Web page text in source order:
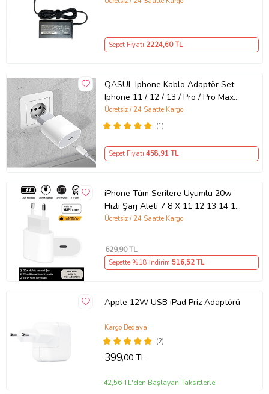
Sepet Fiyatı 2224,60 TL
QASUL Iphone Kablo Adaptör Set
Iphone 11 / 12 / 13 / Pro / Pro Max
Uyumlu Şarj Aleti Seti
(1)
Ücretsiz / 24 Saatte Kargo
Sepet Fiyatı 458,91 TL
iPhone Tüm Serilere Uyumlu 20w
Hızlı Şarj Aleti 7 8 X 11 12 13 14 15
16 İçin Type-C Girişli Adaptör
Ücretsiz / 24 Saatte Kargo
629,90 TL
Sepette %18 İndirim 516,52 TL
Apple 12W USB iPad Priz Adaptörü
(2)
Kargo Bedava
399,00 TL
42,56 TL'den Başlayan Taksitlerle